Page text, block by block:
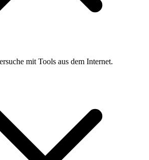
mit Tools aus dem Internet.